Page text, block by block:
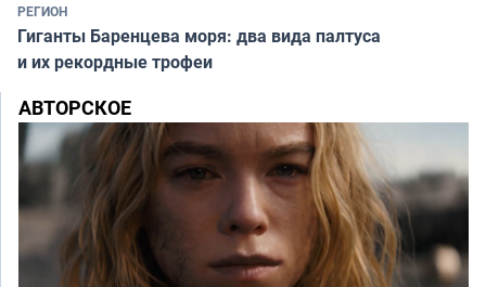
РЕГИОН
Гиганты Баренцева моря: два вида палтуса
и их рекордные трофеи
АВТОРСКОЕ